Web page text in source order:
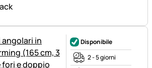
Disponibile
2 - 5 giorni